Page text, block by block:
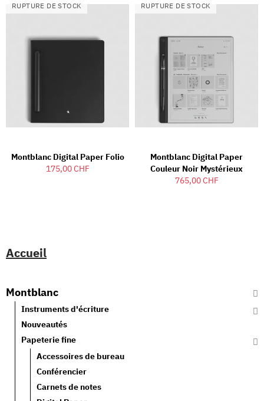
RUPTURE DE STOCK
Montblanc Digital Paper Folio
175,00 CHF
RUPTURE DE STOCK
Montblanc Digital Paper
Couleur Noir Mystérieux
765,00 CHF
Accueil
Montblanc
Instruments d'écriture
Nouveautés
Papeterie fine
Accessoires de bureau
Conférencier
Carnets de notes